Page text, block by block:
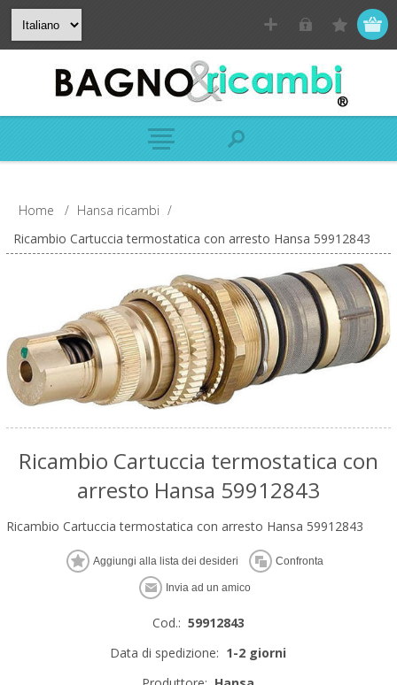
Home / Hansa ricambi /
Ricambio Cartuccia termostatica con arresto Hansa 59912843
Ricambio Cartuccia termostatica con
arresto Hansa 59912843
Ricambio Cartuccia termostatica con arresto Hansa 59912843
Cod.: 59912843
Data di spedizione: 1-2 giorni